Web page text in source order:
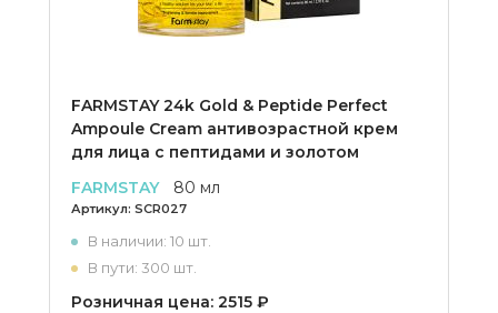
FARMSTAY 24k Gold & Peptide Perfect
Ampoule Cream антивозрастной крем
для лица с пептидами и золотом
FARMSTAY
80 мл
Артикул: SCR027
В наличии: 10 шт.
В пути: 300 шт.
Розничная цена: 2515 ₽